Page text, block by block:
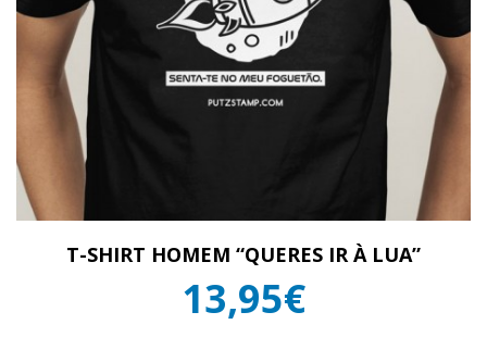
T-SHIRT HOMEM “QUERES IR À LUA”
13,95€